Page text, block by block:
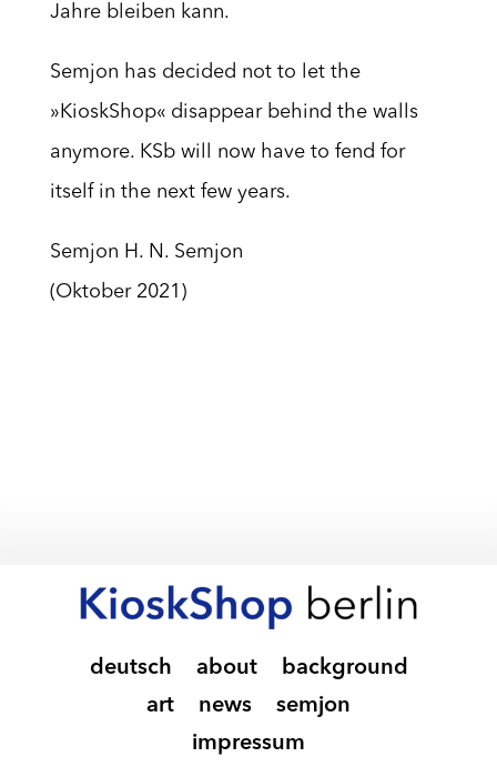
Jahre bleiben kann.
Semjon has decided not to let the
»KioskShop« disappear behind the walls
anymore. KSb will now have to fend for
itself in the next few years.
Semjon H. N. Semjon
(Oktober 2021)
deutsch about
background
art
news
semjon
impressum